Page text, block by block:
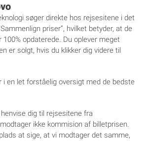
søger direkte hos rejsesitene i det
priser”, hvilket betyder, at de
opdaterede. Du oplever meget
er solgt, hvis du klikker dig videre til
i en let forståelig oversigt med de bedste
dig til rejsesitene fra
ikke kommision af billetprisen.
at sige, at vi modtager det samme,